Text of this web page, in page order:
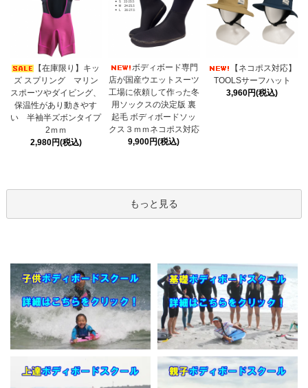
【在庫限り】キッ
ズ スプリング マリン
スポーツやダイビング、
保温性があり動きやす
い 半袖半ズボンタイプ
2ｍｍ
2,980円(税込)
ボディボード専門
店が国産ウエットスーツ
工場に依頼して作った冬
用ソックスの決定版 裏
起毛 ボディボードソッ
クス３ｍｍネコポス対応
9,900円(税込)
【ネコポス対応】
TOOLSサーフハット
3,960円(税込)
もっと見る